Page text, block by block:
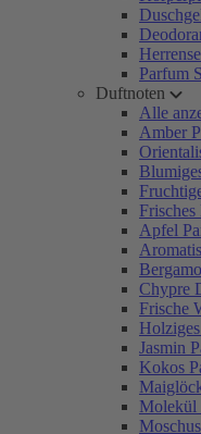
Parfum
Duftnoten
Alle
Amber
Frisches
Apfel
Chypre
Frische
Jasmin
Kokos
Molekül